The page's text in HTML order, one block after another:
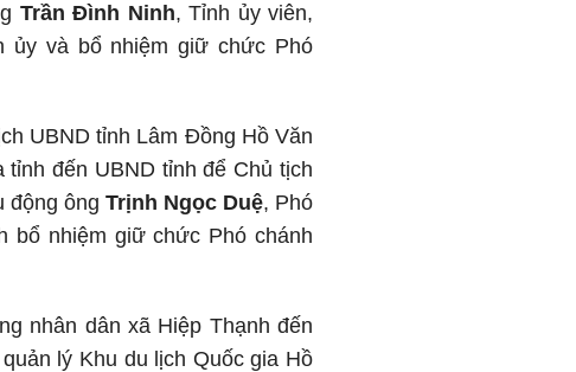
Trần Đình Ninh, Tỉnh ủy viên,
ủy và bổ nhiệm giữ chức Phó
UBND tỉnh Lâm Đồng Hồ Văn
tỉnh đến UBND tỉnh để Chủ tịch
động ông Trịnh Ngọc Duệ, Phó
bổ nhiệm giữ chức Phó chánh
nhân dân xã Hiệp Thạnh đến
lý Khu du lịch Quốc gia Hồ